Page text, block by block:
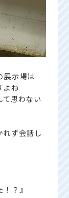
展示場は
よね
て思わない
れず会話し
？』